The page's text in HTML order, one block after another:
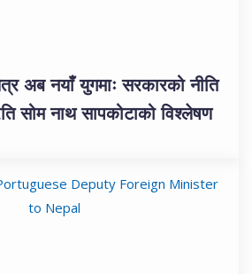
अब नयाँ युगमाः सरकारको नीति
सोम नाथ सापकोटाको विश्लेषण